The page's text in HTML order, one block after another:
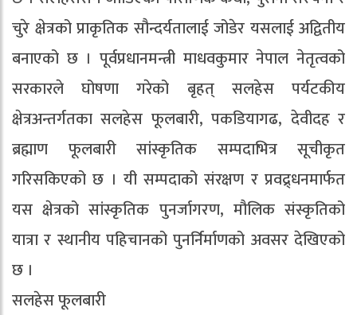
चुरे क्षेत्रको प्राकृतिक सौन्दर्यतालाई जोडेर यसलाई अद्वितीय
बनाएको छ । पूर्वप्रधानमन्त्री माधवकुमार नेपाल नेतृत्वको
सरकारले घोषणा गरेको बृहत् सलहेस पर्यटकीय
क्षेत्रअन्तर्गतका सलहेस फूलबारी, पकडियागढ, देवीदह र
ब्रह्माण फूलबारी सांस्कृतिक सम्पदाभित्र सूचीकृत
गरिसकिएको छ । यी सम्पदाको संरक्षण र प्रवद्र्धनमार्फत
यस क्षेत्रको सांस्कृतिक पुनर्जागरण, मौलिक संस्कृतिको
यात्रा र स्थानीय पहिचानको पुनर्निर्माणको अवसर देखिएको
छ ।
सलहेस फूलबारी